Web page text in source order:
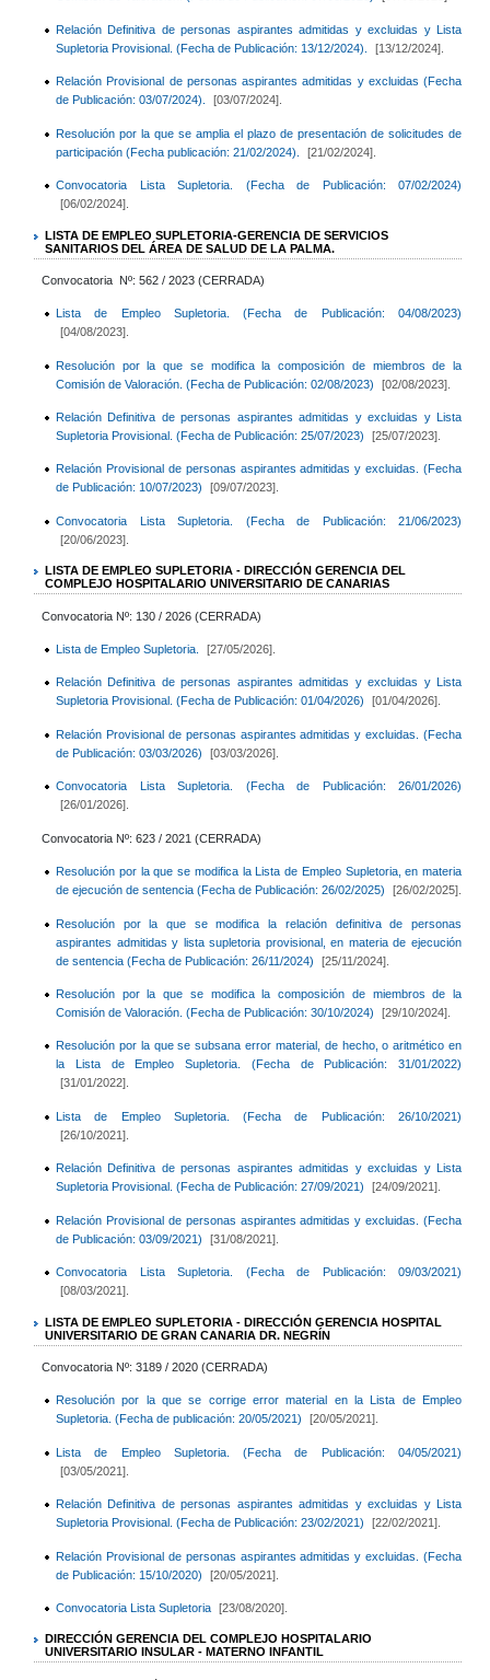
Relación Definitiva de personas aspirantes admitidas y excluidas y Lista
Supletoria Provisional. (Fecha de Publicación: 13/12/2024).
[13/12/2024].
Relación Provisional de personas aspirantes admitidas y excluidas (Fecha
de Publicación: 03/07/2024).
[03/07/2024].
Resolución por la que se amplia el plazo de presentación de solicitudes de
participación (Fecha publicación: 21/02/2024).
[21/02/2024].
Convocatoria Lista Supletoria. (Fecha de Publicación: 07/02/2024)
[06/02/2024].
LISTA DE EMPLEO SUPLETORIA-GERENCIA DE SERVICIOS
SANITARIOS DEL ÁREA DE SALUD DE LA PALMA.
Convocatoria Nº: 562 / 2023 (CERRADA)
Lista de Empleo Supletoria. (Fecha de Publicación: 04/08/2023)
[04/08/2023].
Resolución por la que se modifica la composición de miembros de la
Comisión de Valoración. (Fecha de Publicación: 02/08/2023)
[02/08/2023].
Relación Definitiva de personas aspirantes admitidas y excluidas y Lista
Supletoria Provisional. (Fecha de Publicación: 25/07/2023)
[25/07/2023].
Relación Provisional de personas aspirantes admitidas y excluidas. (Fecha
de Publicación: 10/07/2023)
[09/07/2023].
Convocatoria Lista Supletoria. (Fecha de Publicación: 21/06/2023)
[20/06/2023].
LISTA DE EMPLEO SUPLETORIA - DIRECCIÓN GERENCIA DEL
COMPLEJO HOSPITALARIO UNIVERSITARIO DE CANARIAS
Convocatoria Nº: 130 / 2026 (CERRADA)
Lista de Empleo Supletoria. [27/05/2026].
Relación Definitiva de personas aspirantes admitidas y excluidas y Lista
Supletoria Provisional. (Fecha de Publicación: 01/04/2026)
[01/04/2026].
Relación Provisional de personas aspirantes admitidas y excluidas. (Fecha
de Publicación: 03/03/2026)
[03/03/2026].
Convocatoria Lista Supletoria. (Fecha de Publicación: 26/01/2026)
[26/01/2026].
Convocatoria Nº: 623 / 2021 (CERRADA)
Resolución por la que se modifica la Lista de Empleo Supletoria, en materia
de ejecución de sentencia (Fecha de Publicación: 26/02/2025)
[26/02/2025].
Resolución por la que se modifica la relación definitiva de personas
aspirantes admitidas y lista supletoria provisional, en materia de ejecución
de sentencia (Fecha de Publicación: 26/11/2024)
[25/11/2024].
Resolución por la que se modifica la composición de miembros de la
Comisión de Valoración. (Fecha de Publicación: 30/10/2024)
[29/10/2024].
Resolución por la que se subsana error material, de hecho, o aritmético en
la Lista de Empleo Supletoria. (Fecha de Publicación: 31/01/2022)
[31/01/2022].
Lista de Empleo Supletoria. (Fecha de Publicación: 26/10/2021)
[26/10/2021].
Relación Definitiva de personas aspirantes admitidas y excluidas y Lista
Supletoria Provisional. (Fecha de Publicación: 27/09/2021)
[24/09/2021].
Relación Provisional de personas aspirantes admitidas y excluidas. (Fecha
de Publicación: 03/09/2021)
[31/08/2021].
Convocatoria Lista Supletoria. (Fecha de Publicación: 09/03/2021)
[08/03/2021].
LISTA DE EMPLEO SUPLETORIA - DIRECCIÓN GERENCIA HOSPITAL
UNIVERSITARIO DE GRAN CANARIA DR. NEGRÍN
Convocatoria Nº: 3189 / 2020 (CERRADA)
Resolución por la que se corrige error material en la Lista de Empleo
Supletoria. (Fecha de publicación: 20/05/2021)
[20/05/2021].
Lista de Empleo Supletoria. (Fecha de Publicación: 04/05/2021)
[03/05/2021].
Relación Definitiva de personas aspirantes admitidas y excluidas y Lista
Supletoria Provisional. (Fecha de Publicación: 23/02/2021)
[22/02/2021].
Relación Provisional de personas aspirantes admitidas y excluidas. (Fecha
de Publicación: 15/10/2020)
[20/05/2021].
Convocatoria Lista Supletoria [23/08/2020].
DIRECCIÓN GERENCIA DEL COMPLEJO HOSPITALARIO
UNIVERSITARIO INSULAR - MATERNO INFANTIL